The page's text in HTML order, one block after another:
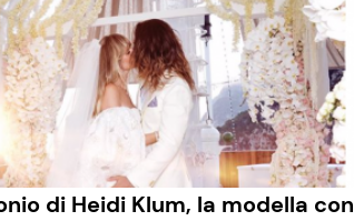
di Heidi Klum, la modella con